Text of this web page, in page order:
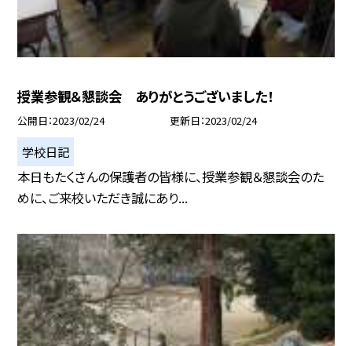
授業参観＆懇談会 ありがとうございました！
公開日 2023/02/24 更新日 2023/02/24
学校日記
本日もたくさんの保護者の皆様に、授業参観＆懇談会のた
めに、ご来校いただき誠にあり...